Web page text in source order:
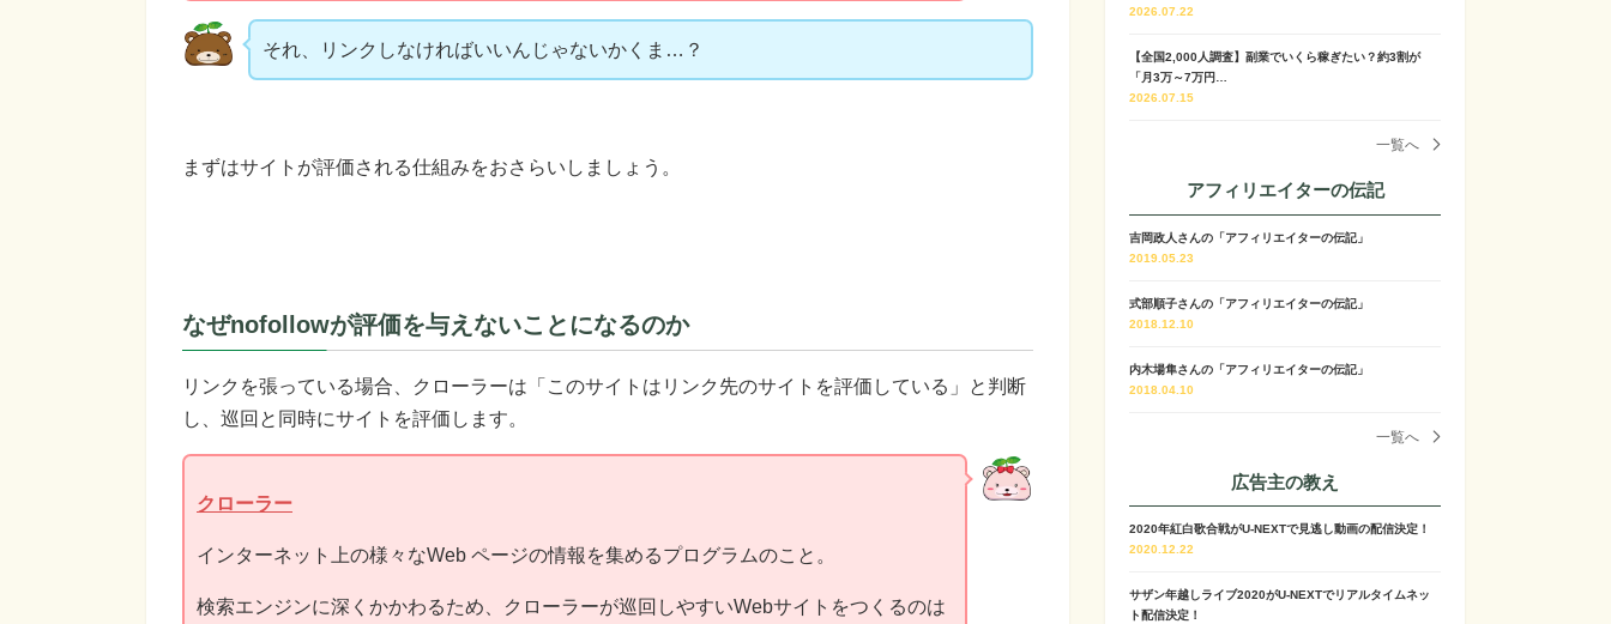
それ、リンクしなければいいんじゃないかくま…？
まずはサイトが評価される仕組みをおさらいしましょう。
なぜnofollowが評価を与えないことになるのか
リンクを張っている場合、クローラーは「このサイトはリンク先のサイトを評価している」と判断
し、巡回と同時にサイトを評価します。
クローラー
インターネット上の様々なWeb ページの情報を集めるプログラムのこと。
検索エンジンに深くかかわるため、クローラーが巡回しやすいWebサイトをつくるのは
2026.07.22
【全国2,000人調査】副業でいくら稼ぎたい？約3割が
「月3万～7万円…
2026.07.15
一覧へ
アフィリエイターの伝記
吉岡政人さんの「アフィリエイターの伝記」
2019.05.23
式部順子さんの「アフィリエイターの伝記」
2018.12.10
内木場隼さんの「アフィリエイターの伝記」
2018.04.10
一覧へ
広告主の教え
2020年紅白歌合戦がU-NEXTで見逃し動画の配信決定！
2020.12.22
サザン年越しライブ2020がU-NEXTでリアルタイムネッ
ト配信決定！